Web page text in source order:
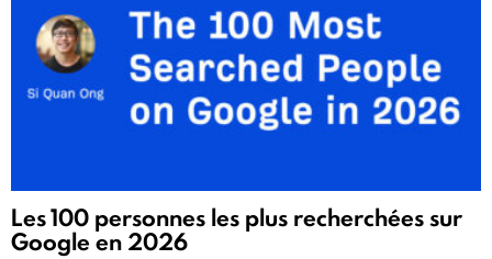
Les 100 personnes les plus recherchées sur
Google en 2026